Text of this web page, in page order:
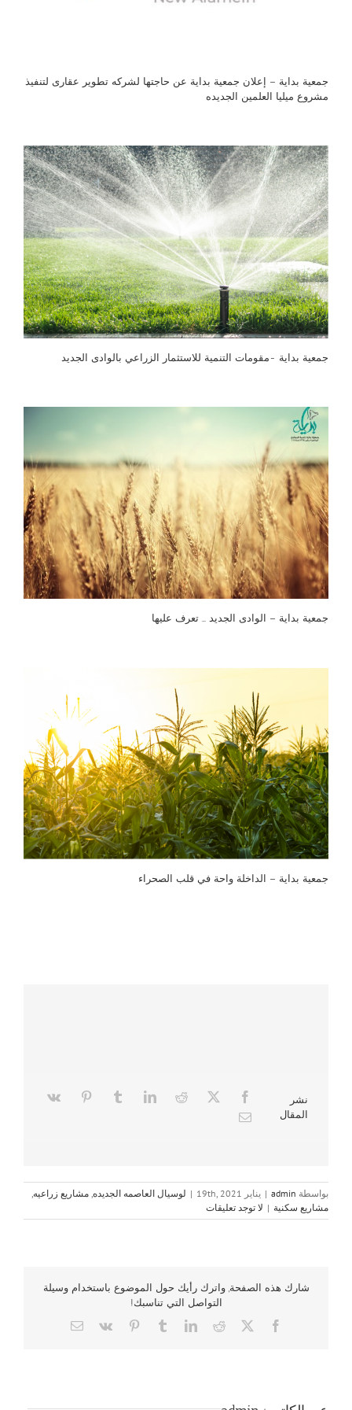
جمعية بداية – إعلان جمعية بداية عن حاجتها لشركه تطوير عقارى لتنفيذ
مشروع ميليا العلمين الجديده
جمعية بداية -مقومات التنمية للاستثمار الزراعي بالوادى الجديد
جمعية بداية – الوادى الجديد … تعرف عليها
جمعية بداية – الداخلة واحة في قلب الصحراء
نشر
المقال
بواسطة admin
| يناير 19th, 2021 | لوسيال العاصمه الجديده مشاريع زراعيه
مشاريع سكنية | لا توجد تعليقات
شارك هذه الصفحة, واترك رأيك حول الموضوع باستخدام وسيلة
التواصل التي تناسبك!
Facebook
X
Reddit
LinkedIn
Tumblr
Pinterest
Vk
Email